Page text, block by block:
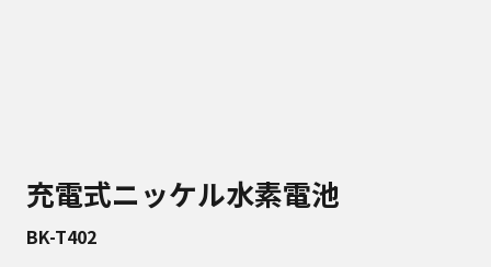
充電式ニッケル水素電池
BK-T402